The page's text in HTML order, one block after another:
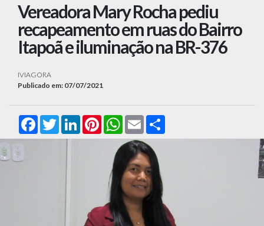
Vereadora Mary Rocha pediu
recapeamento em ruas do Bairro
Itapoã e iluminação na BR-376
IVIAGORA
Publicado em: 07/07/2021
FacebookTwitterLinkedInPinterestWhatsApp
Email